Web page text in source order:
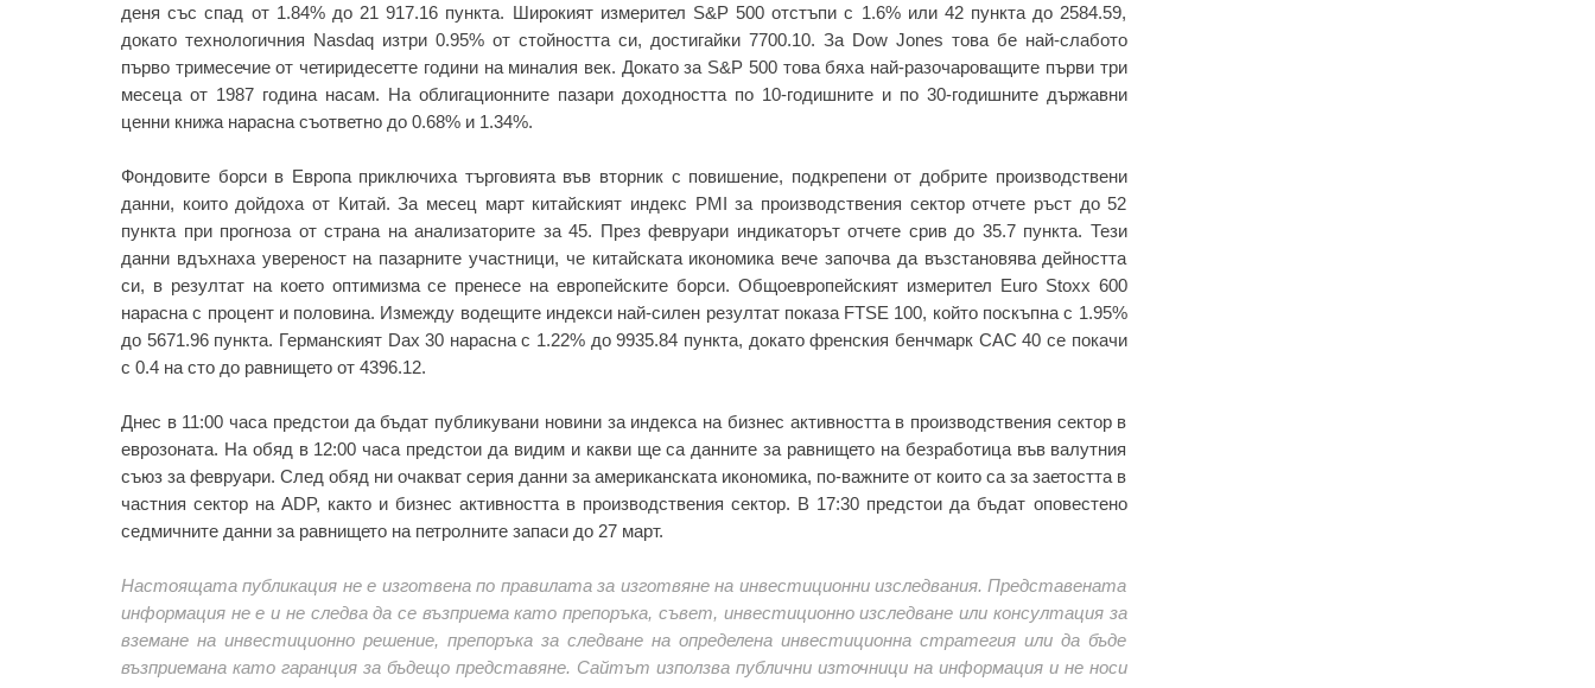
деня със спад от 1.84% до 21 917.16 пункта. Широкият измерител S&P 500 отстъпи с 1.6% или 42 пункта до 2584.59,
докато технологичния Nasdaq изтри 0.95% от стойността си, достигайки 7700.10. За Dow Jones това бе най-слабото
първо тримесечие от четиридесетте години на миналия век. Докато за S&P 500 това бяха най-разочароващите първи три
месеца от 1987 година насам. На облигационните пазари доходността по 10-годишните и по 30-годишните държавни
ценни книжа нарасна съответно до 0.68% и 1.34%.
Фондовите борси в Европа приключиха търговията във вторник с повишение, подкрепени от добрите производствени
данни, които дойдоха от Китай. За месец март китайският индекс PMI за производствения сектор отчете ръст до 52
пункта при прогноза от страна на анализаторите за 45. През февруари индикаторът отчете срив до 35.7 пункта. Тези
данни вдъхнаха увереност на пазарните участници, че китайската икономика вече започва да възстановява дейността
си, в резултат на което оптимизма се пренесе на европейските борси. Общоевропейският измерител Euro Stoxx 600
нарасна с процент и половина. Измежду водещите индекси най-силен резултат показа FTSE 100, който поскъпна с 1.95%
до 5671.96 пункта. Германският Dax 30 нарасна с 1.22% до 9935.84 пункта, докато френския бенчмарк CAC 40 се покачи
с 0.4 на сто до равнището от 4396.12.
Днес в 11:00 часа предстои да бъдат публикувани новини за индекса на бизнес активността в производствения сектор в
еврозоната. На обяд в 12:00 часа предстои да видим и какви ще са данните за равнището на безработица във валутния
съюз за февруари. След обяд ни очакват серия данни за американската икономика, по-важните от които са за заетостта в
частния сектор на ADP, както и бизнес активността в производствения сектор. В 17:30 предстои да бъдат оповестено
седмичните данни за равнището на петролните запаси до 27 март.
Настоящата публикация не е изготвена по правилата за изготвяне на инвестиционни изследвания. Представената
информация не е и не следва да се възприема като препоръка, съвет, инвестиционно изследване или консултация за
вземане на инвестиционно решение, препоръка за следване на определена инвестиционна стратегия или да бъде
възприемана като гаранция за бъдещо представяне. Сайтът използва публични източници на информация и не носи